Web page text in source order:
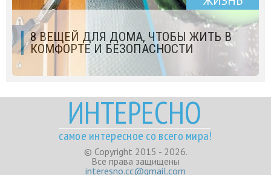
8 ВЕЩЕЙ ДЛЯ ДОМА, ЧТОБЫ ЖИТЬ В
КОМФОРТЕ И БЕЗОПАСНОСТИ
ИНТЕРЕСНО
самое интересное со всего мира!
© Copyright 2015 - 2026.
Все права защищены
interesno.cc@gmail.com